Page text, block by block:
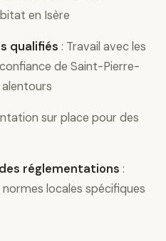
en Isère
qualifiés : Travail avec les
de Saint-Pierre-
sur place pour des
réglementations :
locales spécifiques